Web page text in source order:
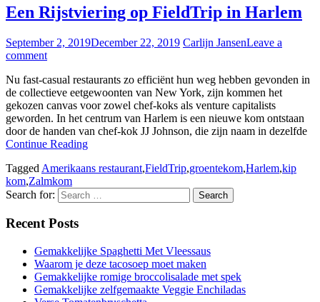
Een Rijstviering op FieldTrip in Harlem
September 2, 2019December 22, 2019 Carlijn JansenLeave a
comment
Nu fast-casual restaurants zo efficiënt hun weg hebben gevonden in
de collectieve eetgewoonten van New York, zijn kommen het
gekozen canvas voor zowel chef-koks als venture capitalists
geworden. In het centrum van Harlem is een nieuwe kom ontstaan ​​
door de handen van chef-kok JJ Johnson, die zijn naam in dezelfde
Continue Reading
Tagged Amerikaans restaurant,FieldTrip,groentekom,Harlem,kip
kom,Zalmkom
Search for:
Recent Posts
Gemakkelijke Spaghetti Met Vleessaus
Waarom je deze tacosoep moet maken
Gemakkelijke romige broccolisalade met spek
Gemakkelijke zelfgemaakte Veggie Enchiladas